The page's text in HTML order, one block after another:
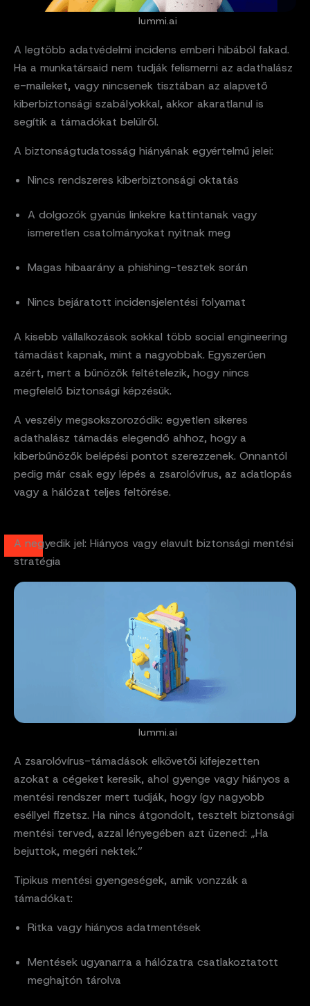
lummi.ai
A legtöbb adatvédelmi incidens emberi hibából fakad.
Ha a munkatársaid nem tudják felismerni az adathalász
e-maileket, vagy nincsenek tisztában az alapvető
kiberbiztonsági szabályokkal, akkor akaratlanul is
segítik a támadókat belülről.
A biztonságtudatosság hiányának egyértelmű jelei:
Nincs rendszeres kiberbiztonsági oktatás
A dolgozók gyanús linkekre kattintanak vagy
ismeretlen csatolmányokat nyitnak meg
Magas hibaarány a phishing-tesztek során
Nincs bejáratott incidensjelentési folyamat
A kisebb vállalkozások sokkal több social engineering
támadást kapnak, mint a nagyobbak. Egyszerűen
azért, mert a bűnözők feltételezik, hogy nincs
megfelelő biztonsági képzésük.
A veszély megsokszorozódik: egyetlen sikeres
adathalász támadás elegendő ahhoz, hogy a
kiberbűnözők belépési pontot szerezzenek. Onnantól
pedig már csak egy lépés a zsarolóvírus, az adatlopás
vagy a hálózat teljes feltörése.
A negyedik jel: Hiányos vagy elavult biztonsági mentési
stratégia
lummi.ai
A zsarolóvírus-támadások elkövetői kifejezetten
azokat a cégeket keresik, ahol gyenge vagy hiányos a
mentési rendszer mert tudják, hogy így nagyobb
eséllyel fizetsz. Ha nincs átgondolt, tesztelt biztonsági
mentési terved, azzal lényegében azt üzened: „Ha
bejuttok, megéri nektek.”
Tipikus mentési gyengeségek, amik vonzzák a
támadókat:
Ritka vagy hiányos adatmentések
Mentések ugyanarra a hálózatra csatlakoztatott
meghajtón tárolva